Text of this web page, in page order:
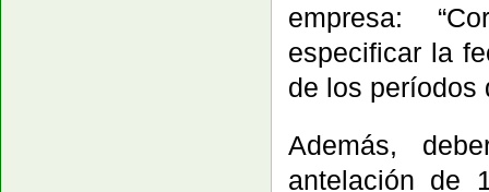
empresa:
especificar la
de los períodos
Además,
antelación de